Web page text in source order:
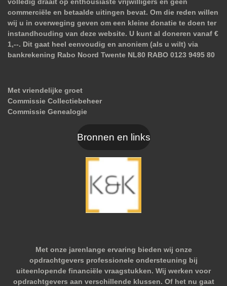
commerciële en betaalde uitingen bevat. Om die reden willen
wij u in overweging geven om een kleine donatie te doen ter
instandhouding van deze website. U kunt al doneren vanaf €
1,--. Dit gaat heel eenvoudig en anoniem (als u wilt) via
bankrekening Rabo Noord Twente NL80 RABO 0123 9495 80
Met vriendelijke groet
Commissie Collectiebeheer
Commissie Genealogie
Bronnen en links
Met onze jarenlange ervaring bieden wij onze
opdrachtgevers professionele ondersteuning bij
uiteenlopende financiële vraagstukken. Wij werken voor
opdrachtgevers aan verschillende klussen. Of het nu gaat